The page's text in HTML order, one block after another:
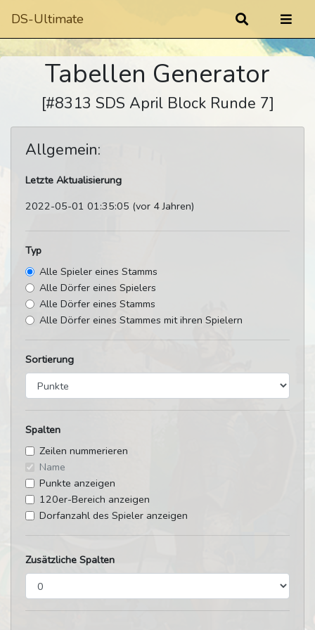
DS-Ultimate
Tabellen Generator
[#8313 SDS April Block Runde 7]
Allgemein:
Letzte Aktualisierung
2022-05-01 01:35:05 (vor 4 Jahren)
Typ
Alle Spieler eines Stamms
Alle Dörfer eines Spielers
Alle Dörfer eines Stamms
Alle Dörfer eines Stammes mit ihren Spielern
Sortierung
Spalten
Zeilen nummerieren
Name
Punkte anzeigen
120er-Bereich anzeigen
Dorfanzahl des Spieler anzeigen
Zusätzliche Spalten